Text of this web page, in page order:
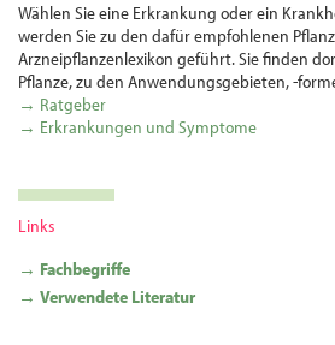
Wählen Sie eine Erkrankung oder ein
werden Sie zu den dafür empfohlenen
Arzneipflanzenlexikon geführt. Sie finden
Pflanze, zu den Anwendungsgebieten, -
→ Ratgeber
→ Erkrankungen und Symptome
Links
→ Fachbegriffe
→ Verwendete Literatur